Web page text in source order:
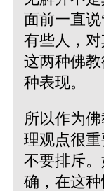
面前一直
有些人，
这两种佛
种表现。
所以作为
理观点很
不要排斥
确，在这